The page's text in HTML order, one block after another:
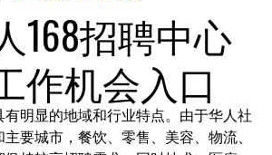
168招聘中心
作机会入口
明显的地域和行业特点。由于华人社
要城市，餐饮、零售、美容、物流、